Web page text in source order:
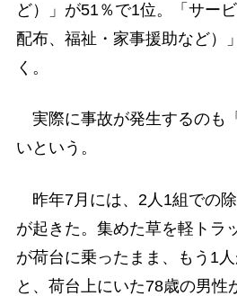
ど）」が51％で1位。「サー
配布、福祉・家事援助など）
く。
実際に事故が発生するのも
いという。
昨年7月には、2人1組での
が起きた。集めた草を軽トラ
が荷台に乗ったまま、もう1
と、荷台上にいた78歳の男性